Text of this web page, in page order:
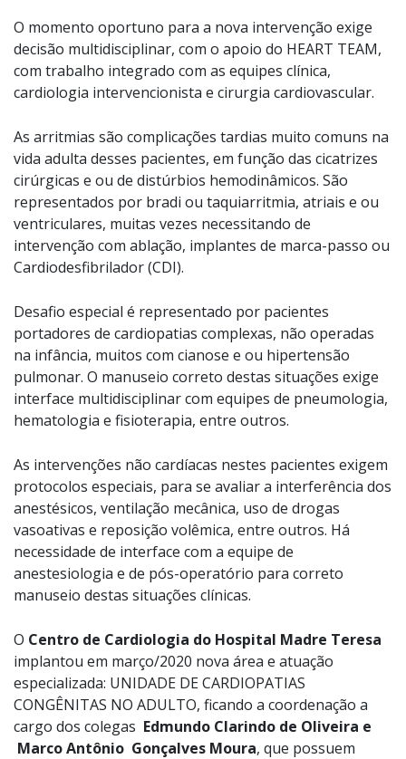
O momento oportuno para a nova intervenção exige
decisão multidisciplinar, com o apoio do HEART TEAM,
com trabalho integrado com as equipes clínica,
cardiologia intervencionista e cirurgia cardiovascular.
As arritmias são complicações tardias muito comuns na
vida adulta desses pacientes, em função das cicatrizes
cirúrgicas e ou de distúrbios hemodinâmicos. São
representados por bradi ou taquiarritmia, atriais e ou
ventriculares, muitas vezes necessitando de
intervenção com ablação, implantes de marca-passo ou
Cardiodesfibrilador (CDI).
Desafio especial é representado por pacientes
portadores de cardiopatias complexas, não operadas
na infância, muitos com cianose e ou hipertensão
pulmonar. O manuseio correto destas situações exige
interface multidisciplinar com equipes de pneumologia,
hematologia e fisioterapia, entre outros.
As intervenções não cardíacas nestes pacientes exigem
protocolos especiais, para se avaliar a interferência dos
anestésicos, ventilação mecânica, uso de drogas
vasoativas e reposição volêmica, entre outros. Há
necessidade de interface com a equipe de
anestesiologia e de pós-operatório para correto
manuseio destas situações clínicas.
O Centro de Cardiologia do Hospital Madre Teresa
implantou em março/2020 nova área e atuação
especializada: UNIDADE DE CARDIOPATIAS
CONGÊNITAS NO ADULTO, ficando a coordenação a
cargo dos colegas Edmundo Clarindo de Oliveira e
Marco Antônio Gonçalves Moura, que possuem